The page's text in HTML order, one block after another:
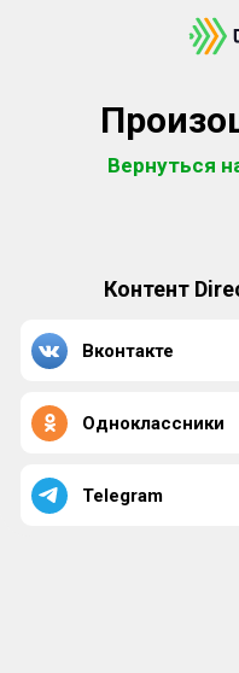
Вернуться
Контент
Вконтакте
Одноклассники
Telegram